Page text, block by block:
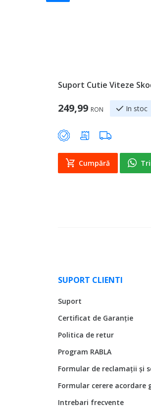
Suport Cutie Viteze
249,99 RON In stoc
Cumpără
SUPORT CLIENTI
Suport
Certificat de Garanție
Politica de retur
Program RABLA
Formular de reclamații și
Formular cerere acordare
Intrebari frecvente